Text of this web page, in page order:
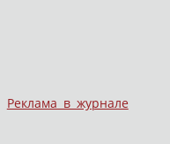
Реклама в журнале